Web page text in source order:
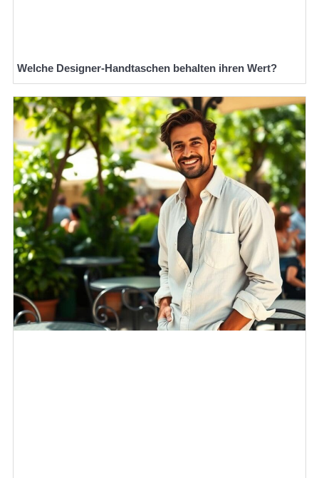
Welche Designer-Handtaschen behalten ihren Wert?